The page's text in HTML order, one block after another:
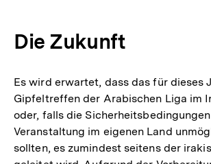
Die Zukunft
Es wird erwartet, dass das für dieses
Gipfeltreffen der Arabischen Liga im
oder, falls die
Veranstaltung im eigenen Land
sollten, es zumindest seitens der